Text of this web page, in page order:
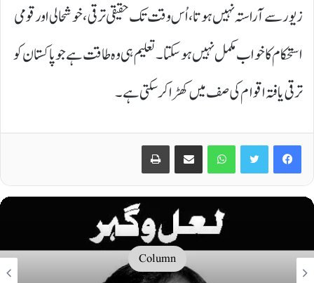
زیور سے آراستہ نہیں ہوتا، اُس وقت تک حقیقی ترقی، خوشحالی اور قومی
استحکام کا خواب مکمل نہیں ہوسکتا۔ تعلیم ہی وہ طاقت ہے جو پاکستان کو
ترقی یافتہ اقوام کی صف میں کھڑا کر سکتی ہے۔
Facebook
Twitter
WhatsApp
Share via Email
Print
Column